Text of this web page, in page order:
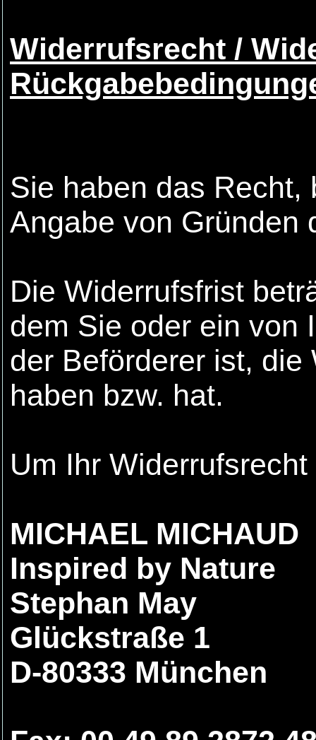
Widerrufsrecht /
Sie haben das Recht,
Angabe von Gründen
Die Widerrufsfrist
dem Sie oder ein von
der Beförderer ist,
haben bzw. hat.
Um Ihr
MICHAEL MICHAUD
Inspired by Nature
Stephan May
Glückstraße 1
D-80333 München